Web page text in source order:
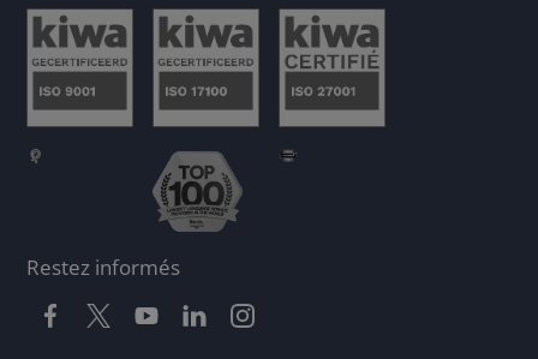
Restez informés